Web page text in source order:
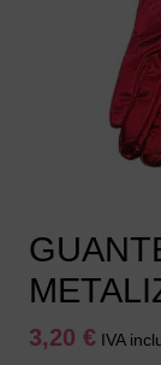
3,20 € IVA